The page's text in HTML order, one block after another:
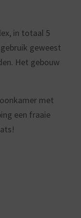
in totaal 5
geweest
Het gebouw
met
een fraaie